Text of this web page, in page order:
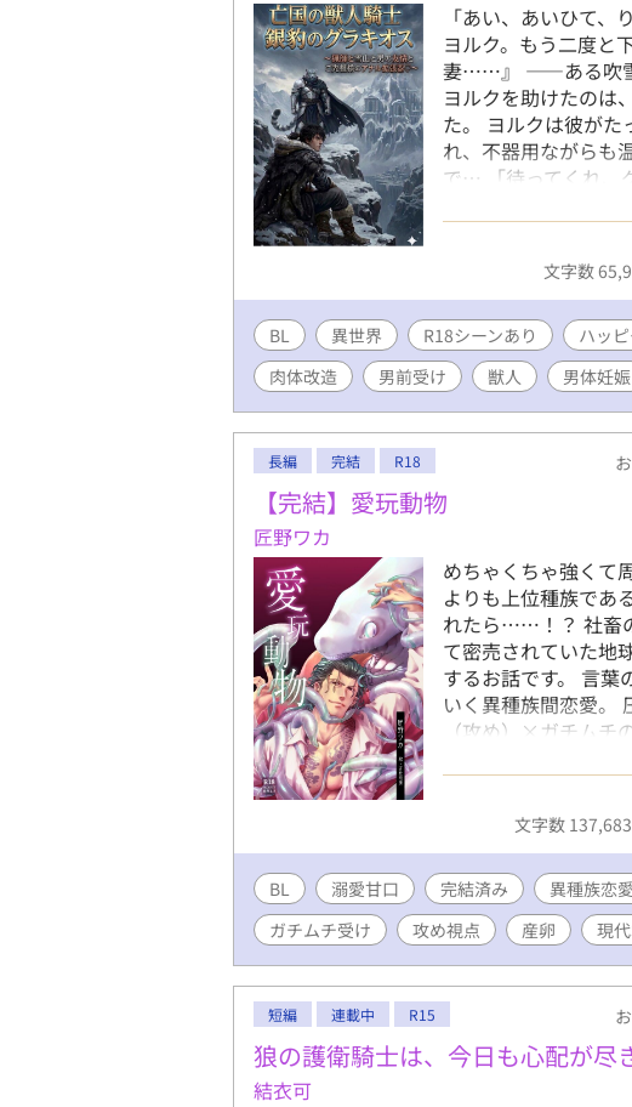
したオーク ガスパ
ばれていた。 家柄も
の、 不器用な優しさ
必ず手を探してくる
し、その伴侶はすで
が暮らしているのは
さな屋敷。 華美では
のある家だ。 彼は
在の生活 ガスパー
役職に就いている。
理 帳簿の整理 屋敷の
事、墓参り。 規則
までは。
「あい、あいひて
ヨルク。もう二度と
妻……』 ――ある吹雪
ヨルクを助けたのは
た。 ヨルクは彼が
れ、不器用ながらも
で… 「待ってくれ、
り……」 『ハァッ、
マタタビ！服の中で
水晶玉！ヒト族の雄
人を何とかなだめ
し、覚悟を決めて戻
ブツを受け入れるた
地獄だった！ 執着系
の本格ファンタジー
※この作品には、「
物挿入」「男体妊
「暴力的な戦闘」「
村社会」「母の不倫
模。全話予約投稿済
ただけます。4話目
文字数
BL 異世界 R18シーンあり ハッ
肉体改造
男前受け 獣人 男体妊娠
長編 完結 R18
【完結】愛玩動物
匠野ワカ
めちゃくちゃ強くて
よりも上位種族であ
れたら……！？ 社畜
て密売されていた地
するお話です。 言葉
いく異種族間恋愛。
（攻め）×ガチムチ
卵あり。 このよう
すめれば読みすすめ
厳ついヤクザも可愛
いが止まらない！
ど過激な流血表現な
ン。ムーンライトノ
編は約8万文字） ア
して投稿しました。
文字数 137,683
BL 溺愛甘口 完結済み 異種族恋愛
ガチムチ受け
攻め視点 産卵 現
短編 連載中 R15
狼の護衛騎士は、今日も心配が尽
結衣可